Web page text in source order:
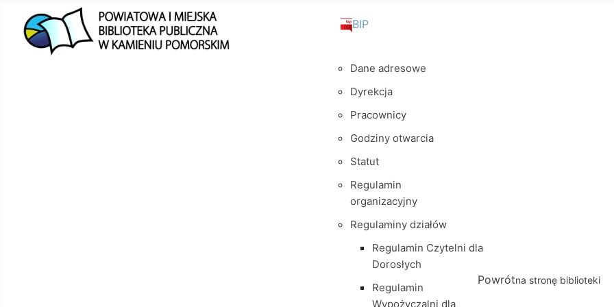
BIP
Dane adresowe
Dyrekcja
Pracownicy
Godziny otwarcia
Statut
Regulamin
organizacyjny
Regulaminy działów
Regulamin Czytelni dla
Dorosłych
Regulamin
Wypożyczalni dla
Powrótna stronę biblioteki